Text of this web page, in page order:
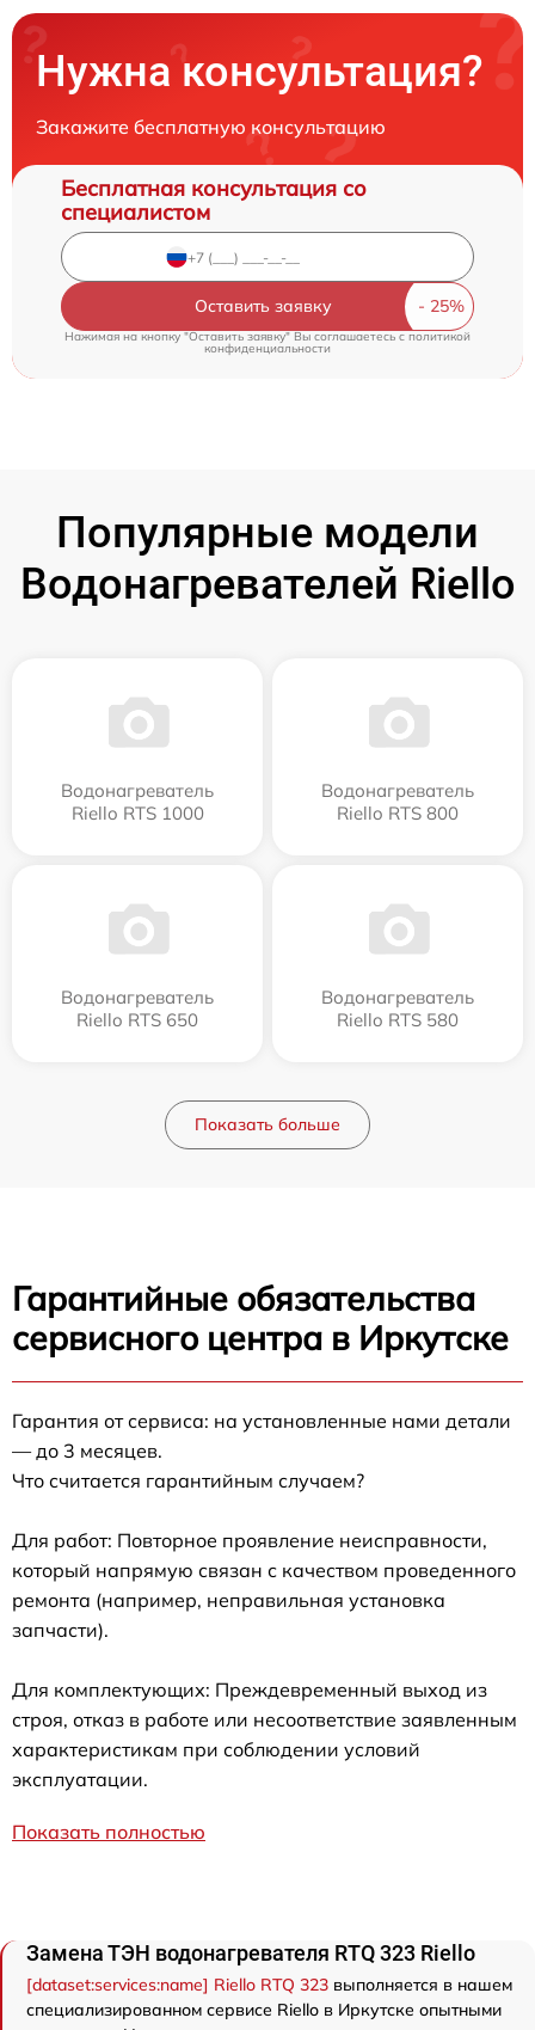
Нужна консультация?
Закажите бесплатную консультацию
Бесплатная консультация со
специалистом
Оставить заявку
Нажимая на кнопку "Оставить заявку" Вы соглашаетесь c политикой
конфиденциальности
Популярные модели
Водонагревателей Riello
Водонагреватель
Riello RTS 1000
Водонагреватель
Riello RTS 800
Водонагреватель
Riello RTS 650
Водонагреватель
Riello RTS 580
Показать больше
Гарантийные обязательства
сервисного центра в Иркутске
Гарантия от сервиса: на установленные нами детали
— до 3 месяцев.
Что считается гарантийным случаем?
Для работ: Повторное проявление неисправности,
который напрямую связан с качеством проведенного
ремонта (например, неправильная установка
запчасти).
Для комплектующих: Преждевременный выход из
строя, отказ в работе или несоответствие заявленным
характеристикам при соблюдении условий
эксплуатации.
Показать полностью
Замена ТЭН водонагревателя RTQ 323 Riello
[dataset:services:name] Riello RTQ 323 выполняется в нашем
специализированном сервисе Riello в Иркутске опытными